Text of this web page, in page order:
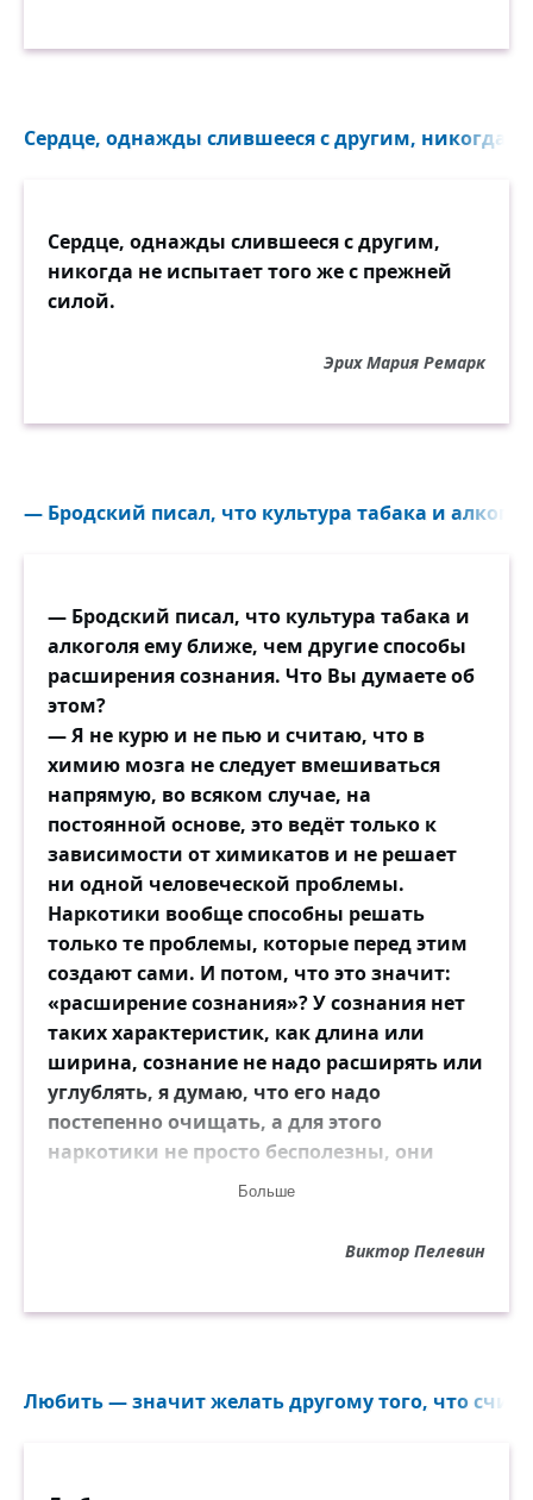
Сердце, однажды слившееся с другим, никогда
Сердце, однажды слившееся с другим,
никогда не испытает того же с прежней
силой.
Эрих Мария Ремарк
— Бродский писал, что культура табака и
— Бродский писал, что культура табака и
алкоголя ему ближе, чем другие способы
расширения сознания. Что Вы думаете об
этом?
— Я не курю и не пью и считаю, что в
химию мозга не следует вмешиваться
напрямую, во всяком случае, на
постоянной основе, это ведёт только к
зависимости от химикатов и не решает
ни одной человеческой проблемы.
Наркотики вообще способны решать
только те проблемы, которые перед этим
создают сами. И потом, что это значит:
«расширение сознания»? У сознания нет
таких характеристик, как длина или
ширина, сознание не надо расширять или
углублять, я думаю, что его надо
постепенно очищать, а для этого
наркотики не просто бесполезны, они
прямо вредны. Человеческое тело само
Больше
Виктор Пелевин
Любить — значит желать другому того, что